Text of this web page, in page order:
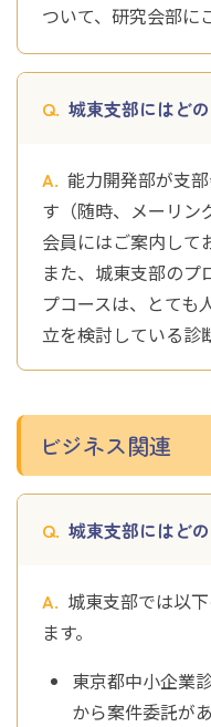
ついて、研究会部に
城東支部にはど
能力開発部が支
す（随時、メーリン
会員にはご案内して
また、城東支部のプ
プコースは、とても
立を検討している診
ビジネス関連
城東支部にはど
城東支部では以
ます。
東京都中小企業
から案件委託が